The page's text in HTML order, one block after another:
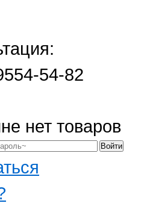
54-54-82
нет товаров